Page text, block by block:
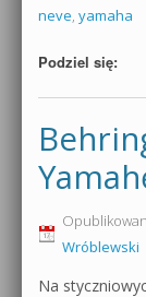
neve, yamaha
Podziel się:
Wróblewski
Na